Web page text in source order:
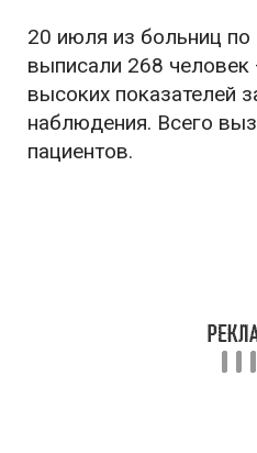
20 июля из больниц
выписали 268
высоких показателей
наблюдения. Всего
пациентов.